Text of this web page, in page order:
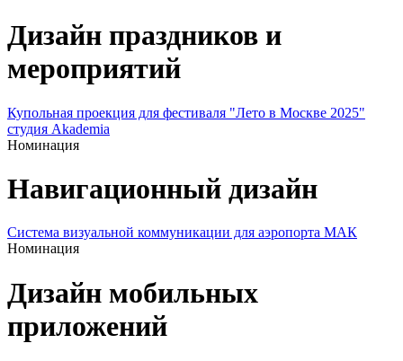
Дизайн праздников и
мероприятий
Купольная проекция для фестиваля "Лето в Москве 2025"
студия Akademia
Номинация
Навигационный дизайн
Система визуальной коммуникации для аэропорта МАК
Номинация
Дизайн мобильных
приложений